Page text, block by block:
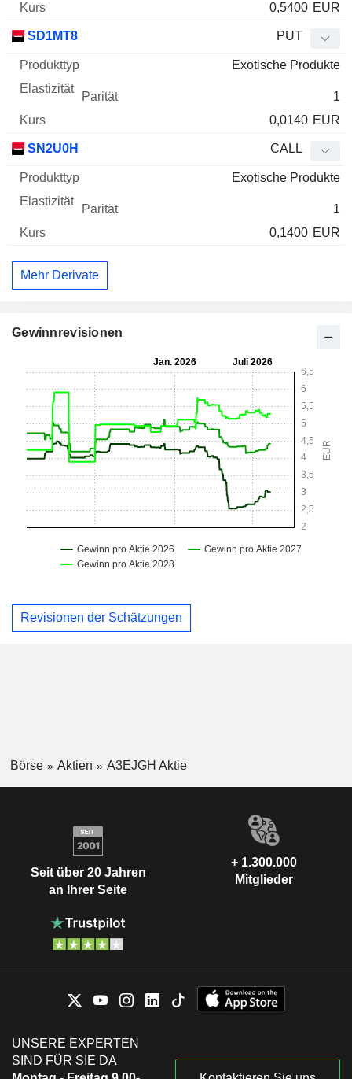
0,5400 EUR
SD1MT8 PUT
Exotische Produkte
1
0,0140 EUR
SN2U0H CALL
Exotische Produkte
1
0,1400 EUR
Mehr Derivate
Gewinnrevisionen
Revisionen der Schätzungen
Börse Aktien A3EJGH Aktie
Seit über 20 Jahren
an Ihrer Seite
+ 1.300.000
Mitglieder
UNSERE EXPERTEN
SIND FÜR SIE DA